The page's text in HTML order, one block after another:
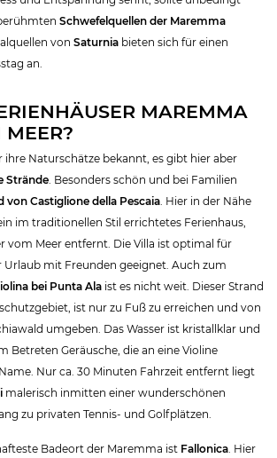
Schwefelquellen der Maremma
von Saturnia bieten sich für einen
an.
MAREMMA
MEER?
ihre Naturschätze bekannt, es gibt hier aber
Strände. Besonders schön und bei Familien
von Castiglione della Pescaia. Hier in der Nähe
im traditionellen Stil errichtetes Ferienhaus,
vom Meer entfernt. Die Villa ist optimal für
Urlaub mit Freunden geeignet. Auch zum
bei Punta Ala ist es nicht weit. Dieser Strand
ist nur zu Fuß zu erreichen und von
umgeben. Das Wasser ist kristallklar und
Betreten Geräusche, die an eine Violine
Nur ca. 30 Minuten Fahrzeit entfernt liegt
malerisch inmitten einer wunderschönen
zu privaten Tennis- und Golfplätzen.
Badeort der Maremma ist Fallonica. Hier